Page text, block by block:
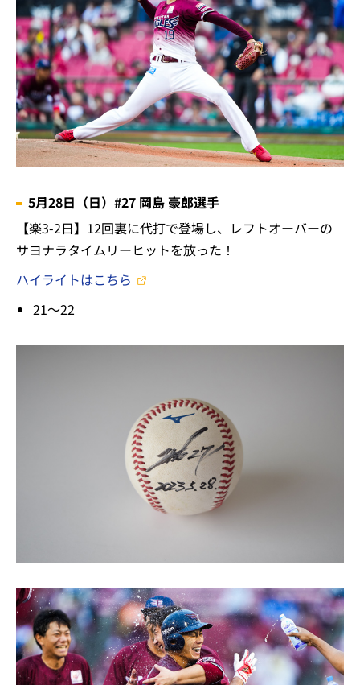
5月28日（日）#27 岡島 豪郎選手
【楽3-2日】12回裏に代打で登場し、レフトオーバーの
サヨナラタイムリーヒットを放った！
ハイライトはこちら
21～22